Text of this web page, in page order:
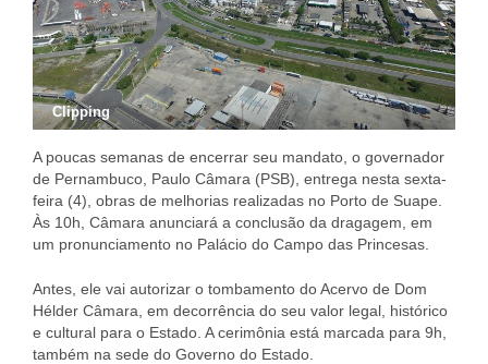
Clipping
A poucas semanas de encerrar seu mandato, o governador
de Pernambuco, Paulo Câmara (PSB), entrega nesta sexta-
feira (4), obras de melhorias realizadas no Porto de Suape.
Às 10h, Câmara anunciará a conclusão da dragagem, em
um pronunciamento no Palácio do Campo das Princesas.
Antes, ele vai autorizar o tombamento do Acervo de Dom
Hélder Câmara, em decorrência do seu valor legal, histórico
e cultural para o Estado. A cerimônia está marcada para 9h,
também na sede do Governo do Estado.